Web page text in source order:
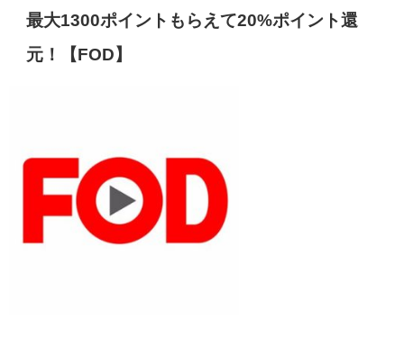
最大1300ポイントもらえて20%ポイント還
元！【FOD】